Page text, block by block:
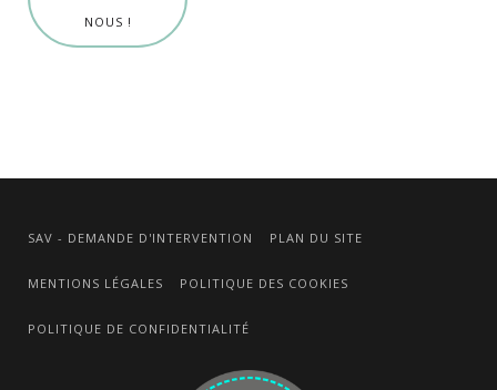
NOUS !
SAV - DEMANDE D'INTERVENTION PLAN DU SITE
MENTIONS LÉGALES POLITIQUE DES COOKIES
POLITIQUE DE CONFIDENTIALITÉ